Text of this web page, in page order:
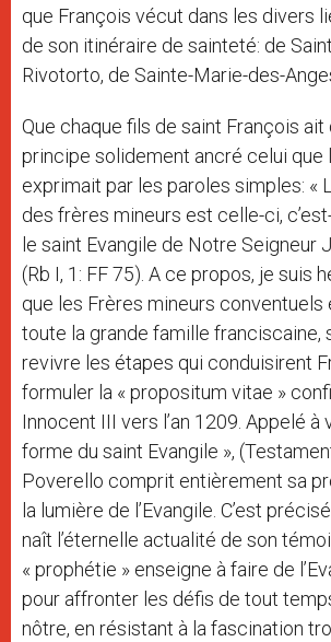
que François vécut dans les divers
de son itinéraire de sainteté: de
Rivotorto, de Sainte-Marie-des-
Que chaque fils de saint François
principe solidement ancré celui que
exprimait par les paroles simples: «
des frères mineurs est celle-ci,
le saint Evangile de Notre Seigneur
(Rb I, 1: FF 75). A ce propos, je suis
que les Frères mineurs conventuels
toute la grande famille franciscaine,
revivre les étapes qui conduisirent
formuler la « propositum vitae »
Innocent III vers l’an 1209. Appelé à
forme du saint Evangile »,
Poverello comprit entièrement sa
la lumière de l’Evangile. C’est
naît l’éternelle actualité de son
« prophétie » enseigne à faire de
pour affronter les défis de tout
nôtre, en résistant à la fascination